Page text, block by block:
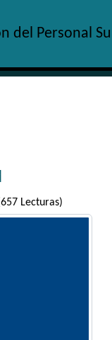
and
Lecturas)
del Personal